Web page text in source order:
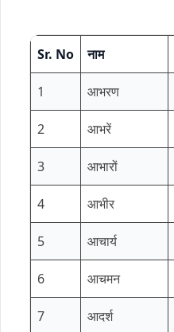
Sr. No नाम
1 आभरण
2 आभरें
3 आभारों
4 आभीर
5 आचार्य
6 आचमन
7 आदर्श